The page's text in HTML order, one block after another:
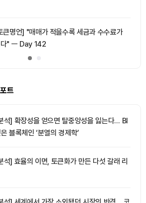
큰명언] "매매가 적을수록 세금과 수수료가
" ㅡ Day 142
트
석] 확장성을 얻으면 탈중앙성을 잃는다… BI
블록체인 ‘분열의 경제학’
석] 효율의 이면, 토큰화가 만든 다섯 갈래 리